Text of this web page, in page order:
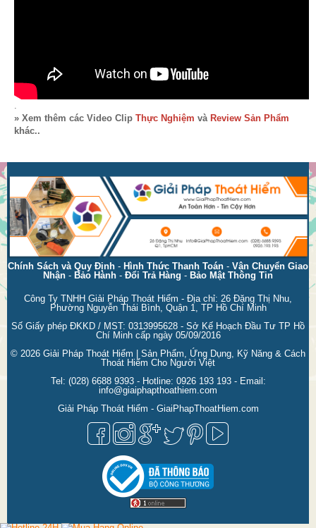
.
» Xem thêm các Video Clip Thực Nghiệm và Review Sản Phẩm
khác..
Chính Sách và Quy Định - Hình Thức Thanh Toán - Vận Chuyển Giao
Nhận - Bảo Hành - Đổi Trả Hàng - Bảo Mật Thông Tin
Công Ty TNHH Giải Pháp Thoát Hiểm - Địa chỉ: 26 Đặng Thị Nhu,
Phường Nguyễn Thái Bình, Quận 1, TP Hồ Chí Minh
Số Giấy phép ĐKKD / MST: 0313995628 - Sở Kế Hoạch Đầu Tư TP Hồ
Chí Minh cấp ngày 05/09/2016
© 2026 Giải Pháp Thoát Hiểm | Sản Phẩm, Ứng Dụng, Kỹ Năng & Cách
Thoát Hiểm Cho Người Việt
Tel: (028) 6688 9393- Hotline: 0926 193 193- Email:
info@giaiphapthoathiem.com
Giải Pháp Thoát Hiểm - GiaiPhapThoatHiem.com